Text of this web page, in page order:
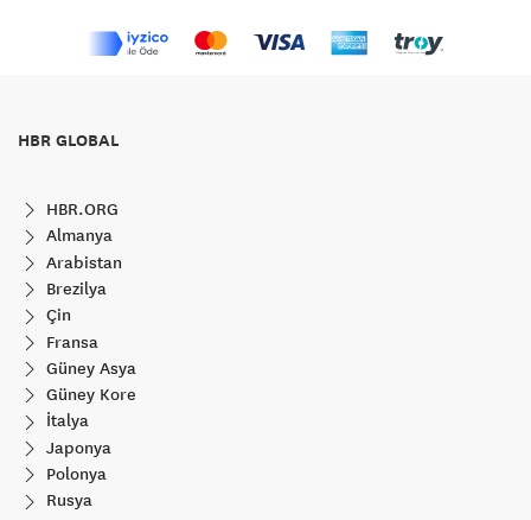
HBR GLOBAL
HBR.ORG
Almanya
Arabistan
Brezilya
Çin
Fransa
Güney Asya
Güney Kore
İtalya
Japonya
Polonya
Rusya